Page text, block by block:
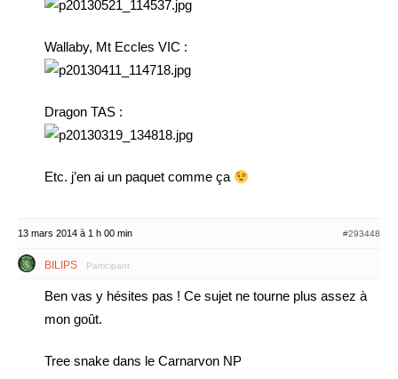
Wallaby, Mt Eccles VIC :
Dragon TAS :
Etc. j’en ai un paquet comme ça
13 mars 2014 à 1 h 00 min #293448
BILIPS Participant
Ben vas y hésites pas ! Ce sujet ne tourne plus assez à
mon goût.
Tree snake dans le Carnarvon NP